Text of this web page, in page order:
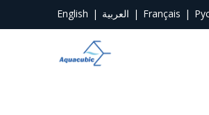
English | العربية | Français |